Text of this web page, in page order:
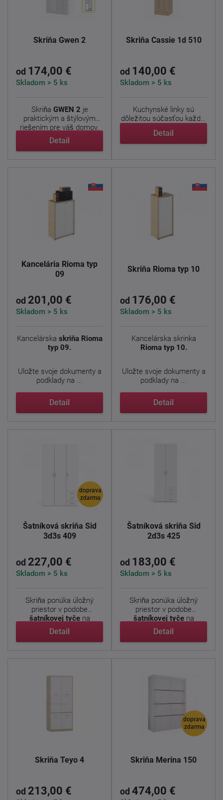
Skriňa Gwen 2
od 174,00 €
Skladom > 5 ks
Skriňa GWEN 2 je
praktickým a štýlovým
riešením pre váš domov.
Táto ...
Detail
Skriňa Cassie 1d 510
od 140,00 €
Skladom > 5 ks
Kuchynské linky sú
dôležitou súčasťou každej
Detail
Kancelária Rioma typ
09
od 201,00 €
Skladom > 5 ks
Kancelárska skriňa Rioma
typ 09.
Uložte svoje dokumenty a
podklady na ...
Detail
Skriňa Rioma typ 10
od 176,00 €
Skladom > 5 ks
Kancelárska skrinka
Rioma typ 10.
Uložte svoje dokumenty a
podklady na ...
Detail
doprava
zdarma
Šatníková skriňa Sid
3d3s 409
od 227,00 €
Skladom > 5 ks
Skriňa ponúka úložný
priestor v podobe
šatníkovej tyčena
zavesenie ...
Detail
Šatníková skriňa Sid
2d3s 425
od 183,00 €
Skladom > 5 ks
Skriňa ponúka úložný
priestor v podobe
šatníkovej tyčena
zavesenie ...
Detail
Skriňa Teyo 4
od 213,00 €
doprava
zdarma
Skriňa Merina 150
od 474,00 €